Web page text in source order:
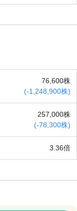
76,600株
(-1,248,900株)
257,000株
(-78,300株)
3.36倍